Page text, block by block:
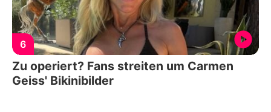
6
Zu operiert? Fans streiten um Carmen
Geiss' Bikinibilder